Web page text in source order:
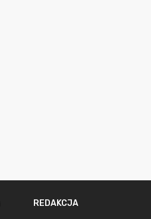
REDAKCJA